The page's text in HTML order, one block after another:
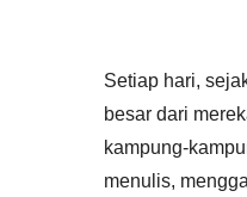
Setiap hari,
besar dari
kampung-
menulis,